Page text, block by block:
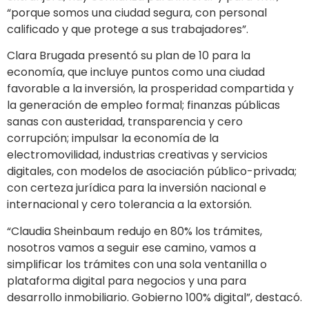
“porque somos una ciudad segura, con personal
calificado y que protege a sus trabajadores”.
Clara Brugada presentó su plan de 10 para la
economía, que incluye puntos como una ciudad
favorable a la inversión, la prosperidad compartida y
la generación de empleo formal; finanzas públicas
sanas con austeridad, transparencia y cero
corrupción; impulsar la economía de la
electromovilidad, industrias creativas y servicios
digitales, con modelos de asociación público-privada;
con certeza jurídica para la inversión nacional e
internacional y cero tolerancia a la extorsión.
“Claudia Sheinbaum redujo en 80% los trámites,
nosotros vamos a seguir ese camino, vamos a
simplificar los trámites con una sola ventanilla o
plataforma digital para negocios y una para
desarrollo inmobiliario. Gobierno 100% digital”, destacó.